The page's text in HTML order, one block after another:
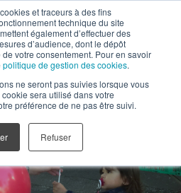
et traceurs à des fins
technique du site
également d’effectuer des
d’audience, dont le dépôt
votre consentement. Pour en savoir
politique de gestion des cookies.
ne seront pas suivies lorsque vous
sera utilisé dans votre
préférence de ne pas être suivi.
Refuser